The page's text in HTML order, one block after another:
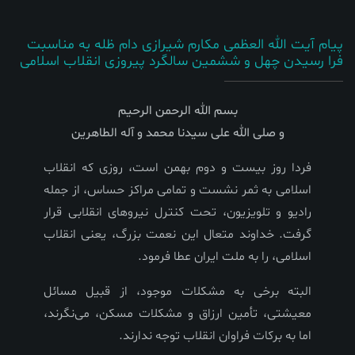
پیام آیت الله العظمی مکارم شیرازی دام ظله به مناسبت
فرا رسیدن چهل و ششمین سالگرد پیروزی انقلاب اسلامی
بسم الله الرحمن الرحیم
و صلی الله علی سیدنا محمد و آله الطاهرین
فردا روز بیست و دوم بهمن است، روزی که انقلاب
اسلامی به ثمر نشست و تمامی مراکز حساس، از جمله
رادیو و تلویزیون، تحت کنترل نیروهای انقلابی قرار
گرفت. خداوند متعال این نعمت بزرگ، یعنی انقلاب
اسلامی، را به ملت ایران عطا فرمود.
البته برخی به مشکلات موجود، از قبیل مسائل
معیشتی، تأمین ارزاق و مشکلات مسکن، می‌نگرند،
اما به برکات فراوان انقلاب توجه ندارند.